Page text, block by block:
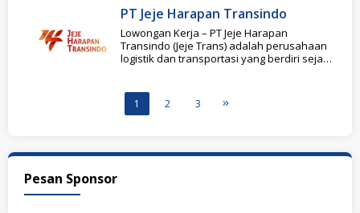
PT Jeje Harapan Transindo
Lowongan Kerja – PT Jeje Harapan
Transindo (Jeje Trans) adalah perusahaan
logistik dan transportasi yang berdiri sejak
1 2 3
Pesan Sponsor